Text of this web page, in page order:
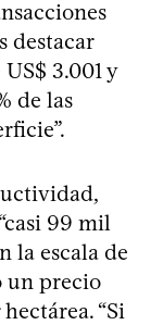
destacar
3.001 y
de las
99 mil
la escala de
un precio
“Si